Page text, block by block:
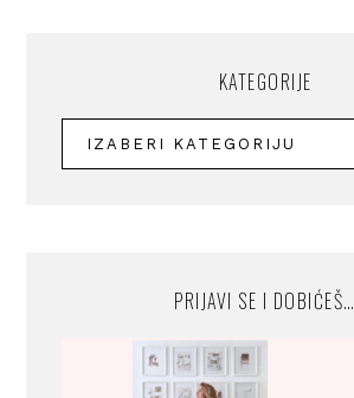
KATEGORIJE
PRIJAVI SE I DOBIĆEŠ…